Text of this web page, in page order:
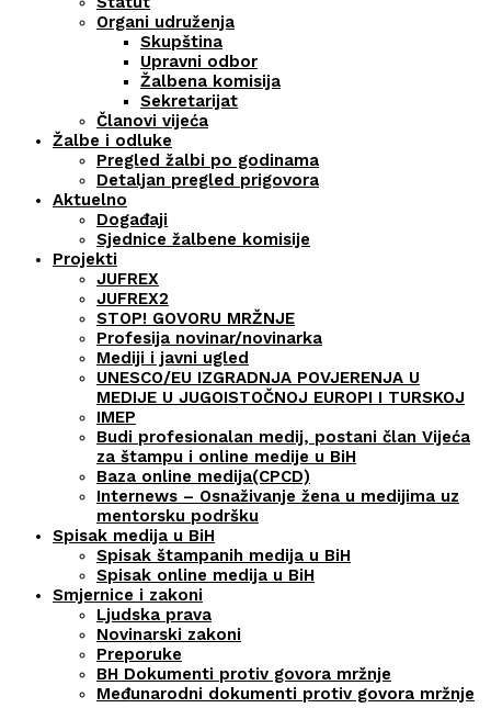
Organi udruženja
Skupština
Upravni odbor
Žalbena komisija
Sekretarijat
Članovi vijeća
Žalbe i odluke
Pregled žalbi po godinama
Detaljan pregled prigovora
Aktuelno
Događaji
Sjednice žalbene komisije
Projekti
JUFREX
JUFREX2
STOP! GOVORU MRŽNJE
Profesija novinar/novinarka
Mediji i javni ugled
UNESCO/EU IZGRADNJA POVJERENJA U
MEDIJE U JUGOISTOČNOJ EUROPI I TURSKOJ
IMEP
Budi profesionalan medij, postani član Vijeća
za štampu i online medije u BiH
Baza online medija(CPCD)
Internews – Osnaživanje žena u medijima uz
mentorsku podršku
Spisak medija u BiH
Spisak štampanih medija u BiH
Spisak online medija u BiH
Smjernice i zakoni
Ljudska prava
Novinarski zakoni
Preporuke
BH Dokumenti protiv govora mržnje
Međunarodni dokumenti protiv govora mržnje